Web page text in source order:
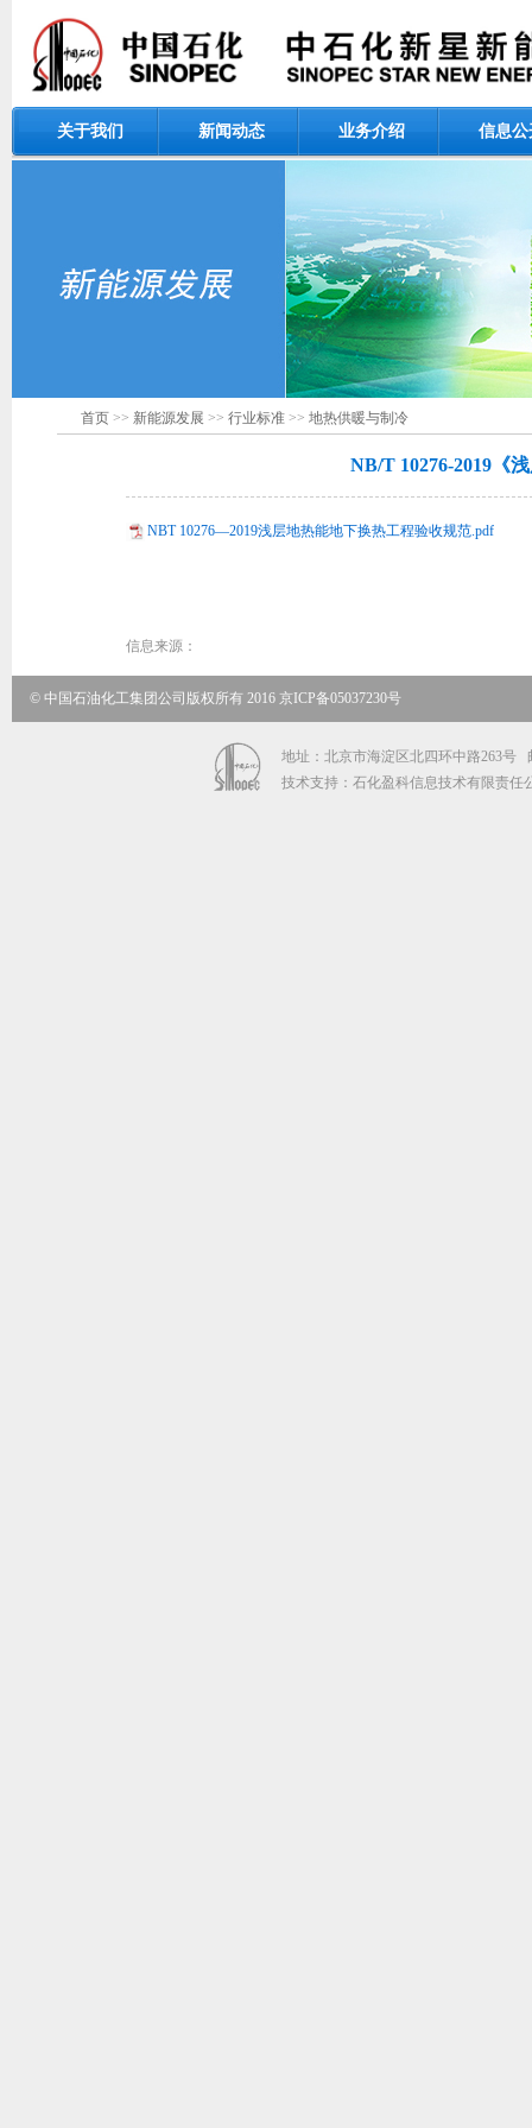
关于我们 新闻动态 业务介绍 信息公
首页 >> 新能源发展 >> 行业标准 >> 地热供暖与制冷
NB/T 10276-2019《
NBT 10276—2019浅层地热能地下换热工程验收规范.pdf
信息来源：
© 中国石油化工集团公司版权所有 2016 京ICP备05037230号
地址：北京市海淀区北四环中路263号
技术支持：石化盈科信息技术有限责任